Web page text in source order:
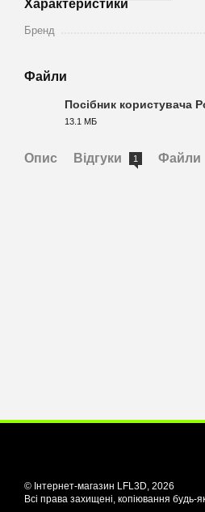
Характеристики
Бренд
Файли
Посібник користувача
13.1 МБ
Опис Відгуки 1 Файли
© Інтернет-магазин LFL3D, 2026
Всі права захищені, копіювання будь-